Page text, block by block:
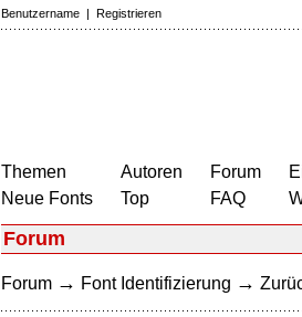
Benutzername | Registrieren
Themen
Neue Fonts
Autoren
Top
Forum
FAQ
Forum
Forum → Font Identifizierung →